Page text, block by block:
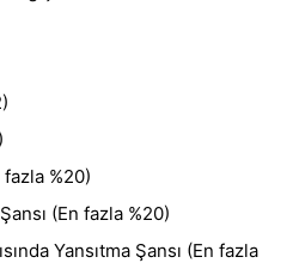
fazla %20)
(En fazla %20)
Yansıtma Şansı (En fazla